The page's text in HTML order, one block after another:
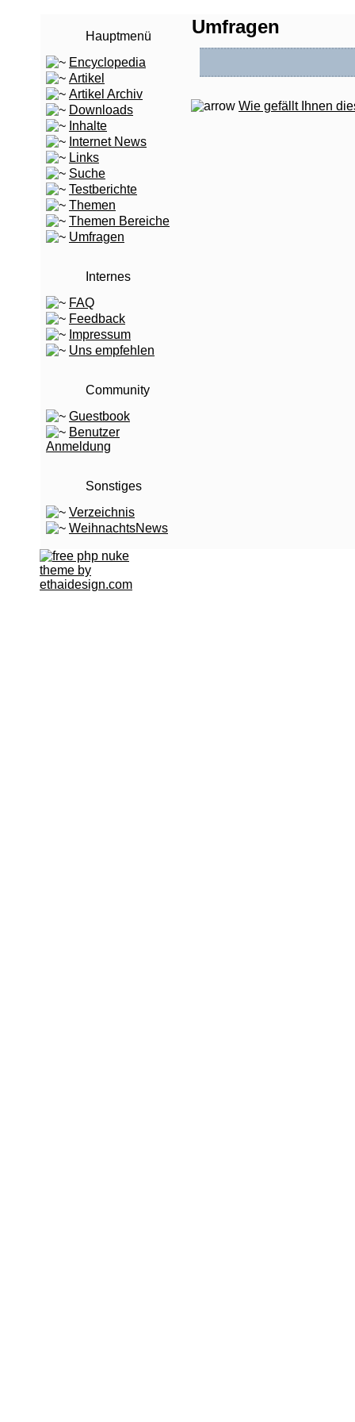
Hauptmenü
Encyclopedia
Artikel
Artikel Archiv
Downloads
Inhalte
Internet News
Links
Suche
Testberichte
Themen
Themen Bereiche
Umfragen
Internes
FAQ
Feedback
Impressum
Uns empfehlen
Community
Guestbook
Benutzer
Anmeldung
Sonstiges
Verzeichnis
WeihnachtsNews
Umfragen
Wie gefällt Ihnen